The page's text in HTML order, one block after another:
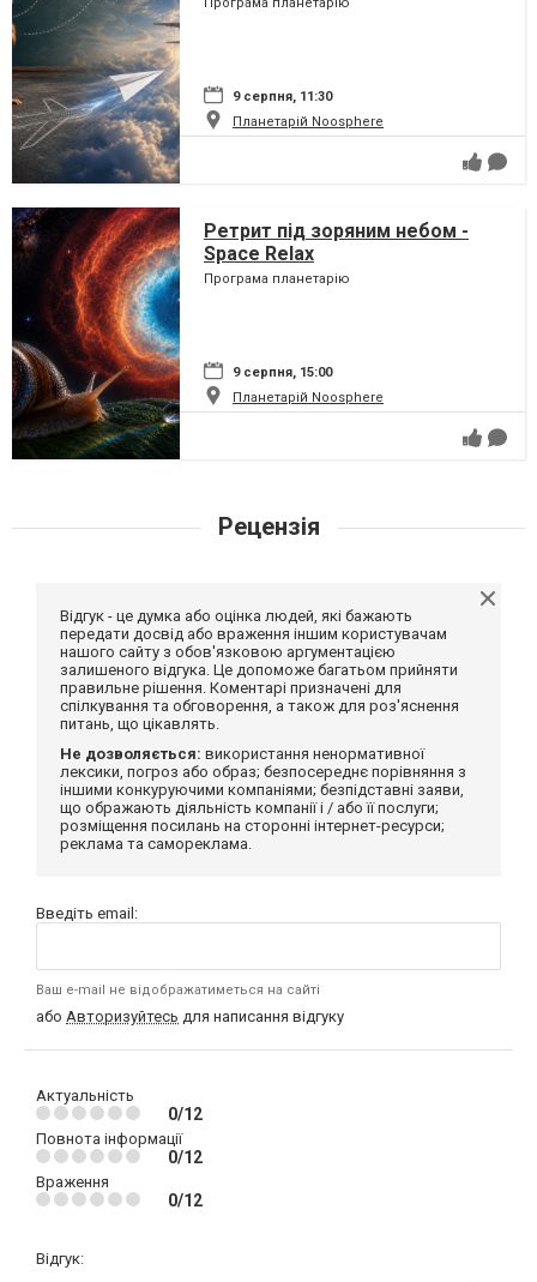
9 серпня, 11:30
Планетарій Noosphere
Ретрит під зоряним небом -
Space Relax
Програма планетарію
9 серпня, 15:00
Планетарій Noosphere
Рецензія
Відгук - це думка або оцінка людей, які бажають
передати досвід або враження іншим користувачам
нашого сайту з обов'язковою аргументацією
залишеного відгука. Це допоможе багатьом прийняти
правильне рішення. Коментарі призначені для
спілкування та обговорення, а також для роз'яснення
питань, що цікавлять.
Не дозволяється: використання ненормативної
лексики, погроз або образ; безпосереднє порівняння з
іншими конкуруючими компаніями; безпідставні заяви,
що ображають діяльність компанії і / або її послуги;
розміщення посилань на сторонні інтернет-ресурси;
реклама та самореклама.
Введіть email:
Ваш e-mail не відображатиметься на сайті
або Авторизуйтесь для написання відгуку
Актуальність
0/12
Повнота інформації
0/12
Враження
0/12
Відгук: